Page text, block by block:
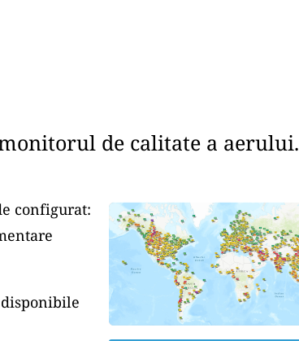
de calitate a aerului.
configurat: